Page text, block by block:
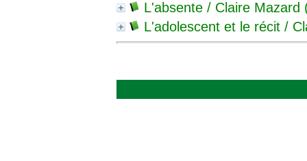
L'absente / Claire Mazard
L'adolescent et le récit /